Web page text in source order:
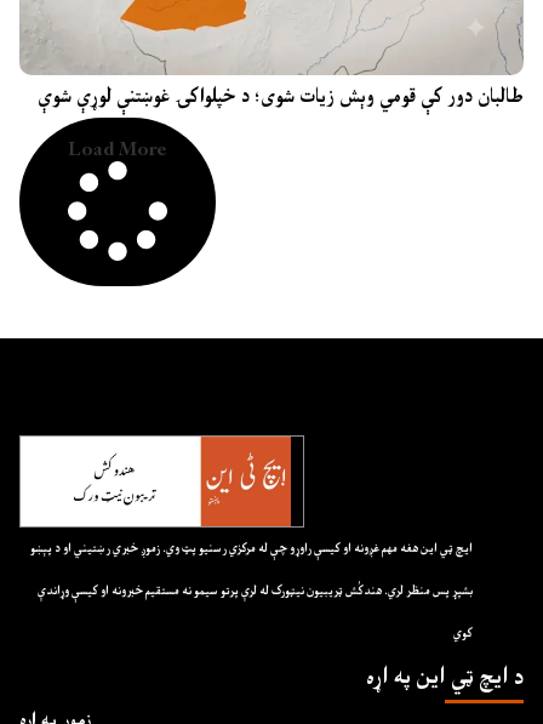
طالبان دور کې قومي وېش زیات شوی؛ د خپلواکۍ غوښتنې لوړې شوې
Load More
ايچ ټي اين هغه مهم غږونه او کيسې راوړو چې له مرکزي رسنيو پټ وي. زموږ خبري رښتيني او د پېښو
بشپړ پس منظر لري. هندکُش ټريبيون نيټورک له لرې پرتو سيمو نه مستقيم خبرونه او کيسې وړاندې
کوي
د ايچ ټي اين په اړه